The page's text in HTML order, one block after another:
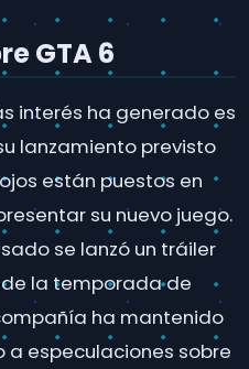
GTA 6
interés ha generado es
lanzamiento previsto
están puestos en
su nuevo juego.
se lanzó un tráiler
de la temporada de
ha mantenido
a especulaciones sobre